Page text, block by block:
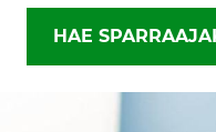
HAE